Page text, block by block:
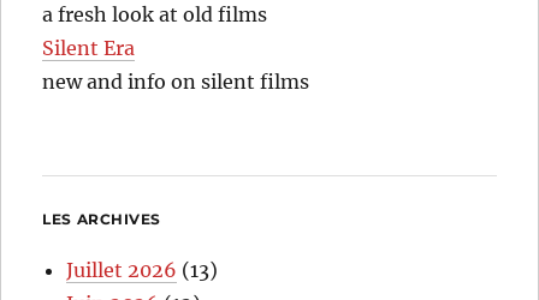
a fresh look at old films
Silent Era
new and info on silent films
LES ARCHIVES
Juillet 2026 (13)